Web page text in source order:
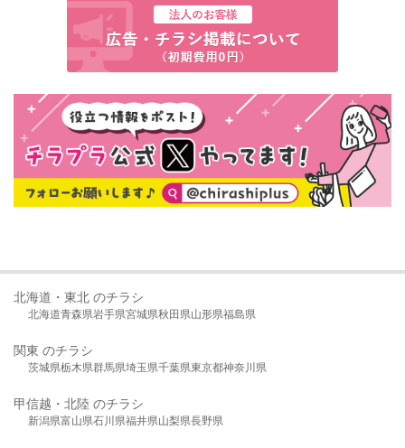
北海道・東北 のチラシ
北海道青森県岩手県宮城県秋田県山形県福島県
関東 のチラシ
茨城県栃木県群馬県埼玉県千葉県東京都神奈川県
甲信越・北陸 のチラシ
新潟県富山県石川県福井県山梨県長野県